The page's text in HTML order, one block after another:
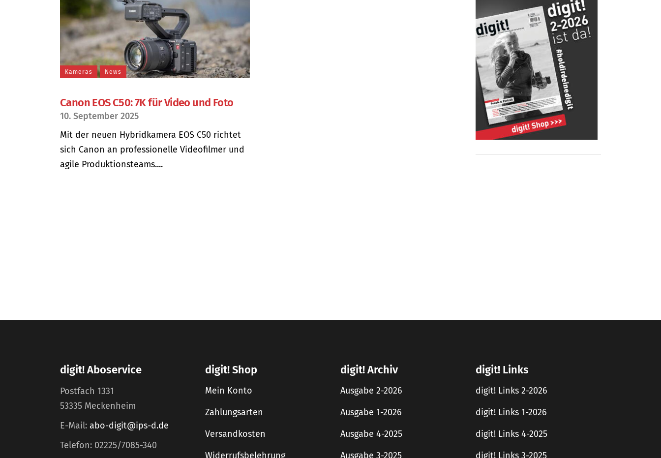
Kameras News
Canon EOS C50: 7K für Video und Foto
10. September 2025
Mit der neuen Hybridkamera EOS C50 richtet
sich Canon an professionelle Videofilmer und
agile Produktionsteams....
digit! Aboservice
Postfach 1331
53335 Meckenheim
E-Mail: abo-digit@ips-d.de
Telefon: 02225/7085-340
digit! Shop
Mein Konto
Zahlungsarten
Versandkosten
Widerrufsbelehrung
digit! Archiv
Ausgabe 2-2026
Ausgabe 1-2026
Ausgabe 4-2025
Ausgabe 3-2025
digit! Links
digit! Links 2-2026
digit! Links 1-2026
digit! Links 4-2025
digit! Links 3-2025